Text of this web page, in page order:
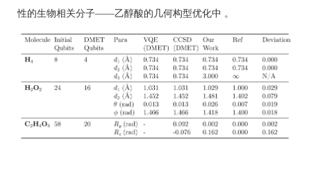
性的生物相关分子——乙醇酸的几何构型优化中 。